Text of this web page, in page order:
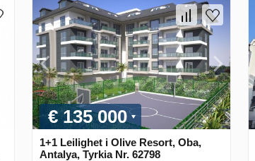
€ 135 000
1+1 Leilighet i Olive Resort, Oba,
Antalya, Tyrkia Nr. 62798